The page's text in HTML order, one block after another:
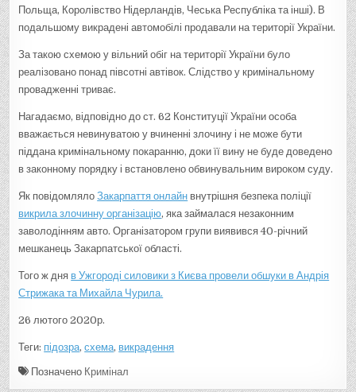
Польща, Королівство Нідерландів, Чеська Республіка та інші). В
подальшому викрадені автомобілі продавали на території України.
За такою схемою у вільний обіг на території України було
реалізовано понад півсотні автівок. Слідство у кримінальному
провадженні триває.
Нагадаємо, відповідно до ст. 62 Конституції України особа
вважається невинуватою у вчиненні злочину і не може бути
піддана кримінальному покаранню, доки її вину не буде доведено
в законному порядку і встановлено обвинувальним вироком суду.
Як повідомлялоЗакарпаття онлайн внутрішня безпека поліції
викрила злочинну організацію, яка займалася незаконним
заволодінням авто. Організатором групи виявився 40-річний
мешканець Закарпатської області.
Того ж дня в Ужгороді силовики з Києва провели обшуки в Андрія
Стрижака та Михайла Чурила.
26 лютого 2020р.
Теги: підозра,схема, викрадення
Позначено Кримінал